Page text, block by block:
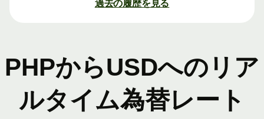
過去の履歴を見る
PHPからUSDへのリア
ルタイム為替レート